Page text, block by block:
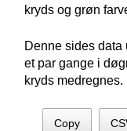
kryds og grøn
Denne sides data
et par gange i
kryds medregnes.
Copy